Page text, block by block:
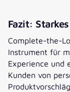
Fazit:
Complete-the-
Instrument für
Experience und
Kunden von